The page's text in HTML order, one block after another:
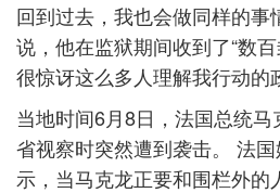
回到过去，我也会做同样的事
说，他在监狱期间收到了“数
很惊讶这么多人理解我行动的
当地时间6月8日，法国总统
省视察时突然遭到袭击。 法
示，当马克龙正要和围栏外的